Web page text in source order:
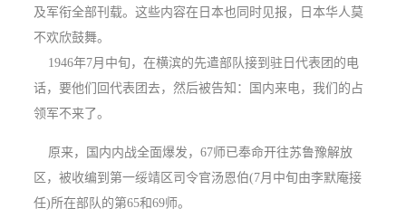
及军衔全部刊载。这些内容在日本也同时见报，日本华人莫
不欢欣鼓舞。
1946年7月中旬，在横滨的先遣部队接到驻日代表团的电
话，要他们回代表团去，然后被告知：国内来电，我们的占
领军不来了。
原来，国内内战全面爆发，67师已奉命开往苏鲁豫解放
区，被收编到第一绥靖区司令官汤恩伯(7月中旬由李默庵接
任)所在部队的第65和69师。